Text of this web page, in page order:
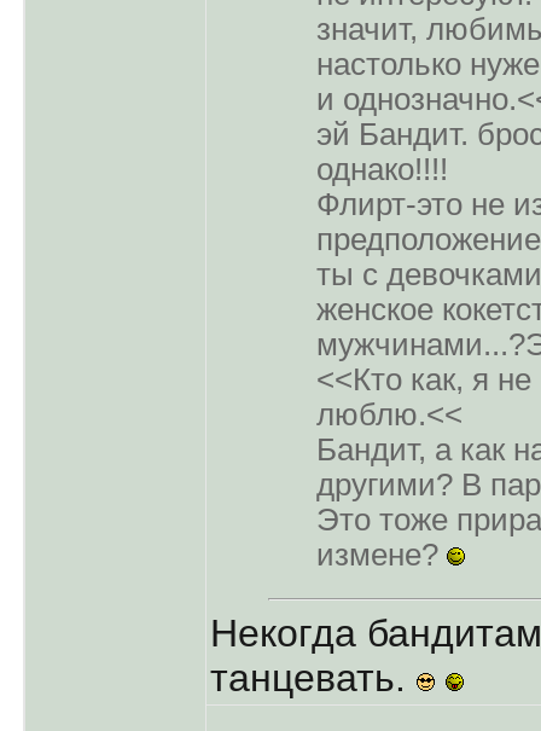
значит,
настолько
и
эй Бандит.
однако!!!!
Флирт-это не
ты с
женское
<<Кто как, я
люблю.<<
Бандит, а как
другими? В
Это тоже
измене?
Некогда
танцевать.